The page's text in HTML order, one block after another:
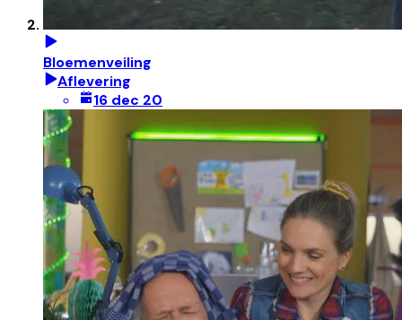
Bloemenveiling
Aflevering
16 dec 20